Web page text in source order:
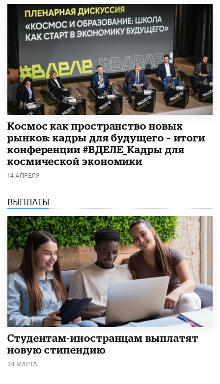
Космос как пространство новых
рынков: кадры для будущего – итоги
конференции #ВДЕЛЕ_Кадры для
космической экономики
14 АПРЕЛЯ
ВЫПЛАТЫ
Студентам-иностранцам выплатят
новую стипендию
24 МАРТА